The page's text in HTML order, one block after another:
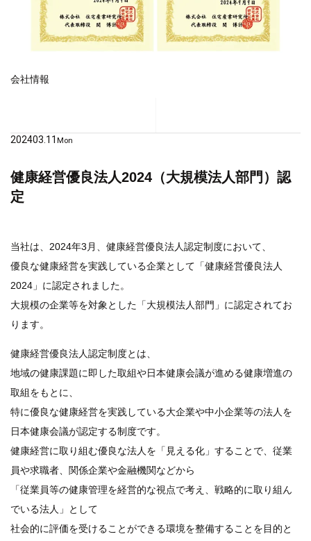
会社情報
202403.11 Mon
健康経営優良法人2024（大規模法人部門）認
定
当社は、2024年3月、健康経営優良法人認定制度において、
優良な健康経営を実践している企業として「健康経営優良法人
2024」に認定されました。
大規模の企業等を対象とした「大規模法人部門」に認定されてお
ります。
健康経営優良法人認定制度とは、
地域の健康課題に即した取組や日本健康会議が進める健康増進の
取組をもとに、
特に優良な健康経営を実践している大企業や中小企業等の法人を
日本健康会議が認定する制度です。
健康経営に取り組む優良な法人を「見える化」することで、従業
員や求職者、関係企業や金融機関などから
「従業員等の健康管理を経営的な視点で考え、戦略的に取り組ん
でいる法人」として
社会的に評価を受けることができる環境を整備することを目的と